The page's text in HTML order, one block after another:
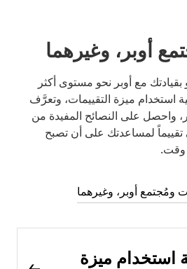
أوبر، وغيرهما
مع أوبر نحو مستوى أكثر
استخدام ميزة التقييمات، وتعرَّف
واحصل على النصائح المفيدة من
تقييماً لمساعدتك على أن تصبح
وقت.
ومُجتمع أوبر، وغيرهما
استخدام ميزة